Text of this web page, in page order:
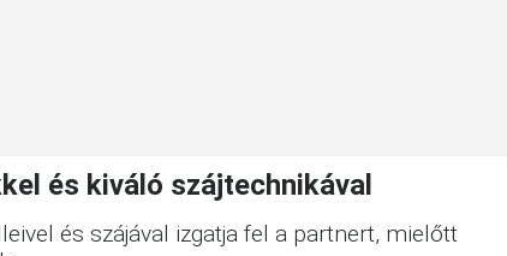
és kiváló szájtechnikával
és szájával izgatja fel a partnert, mielőtt